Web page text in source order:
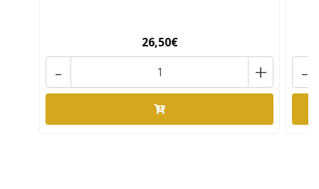
26,50€
+
- -